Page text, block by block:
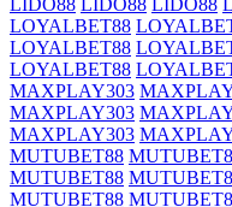
LIDO88 LIDO88 LIDO88
LOYALBET88
LOYALBET88
LOYALBET88
MAXPLAY303
MAXPLAY303
MAXPLAY303
MUTUBET88
MUTUBET88
MUTUBET88